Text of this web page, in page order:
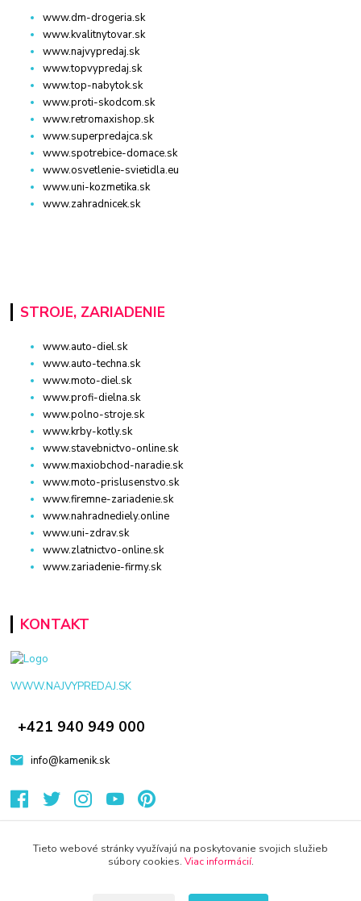
www.dm-drogeria.sk
www.kvalitnytovar.sk
www.najvypredaj.sk
www.topvypredaj.sk
www.top-nabytok.sk
www.proti-skodcom.sk
www.retromaxishop.sk
www.superpredajca.sk
www.spotrebice-domace.sk
www.osvetlenie-svietidla.eu
www.uni-kozmetika.sk
www.zahradnicek.sk
STROJE, ZARIADENIE
www.auto-diel.sk
www.auto-techna.sk
www.moto-diel.sk
www.profi-dielna.sk
www.polno-stroje.sk
www.krby-kotly.sk
www.stavebnictvo-online.sk
www.maxiobchod-naradie.sk
www.moto-prislusenstvo.sk
www.firemne-zariadenie.sk
www.nahradnediely.online
www.uni-zdrav.sk
www.zlatnictvo-online.sk
www.zariadenie-firmy.sk
KONTAKT
WWW.NAJVYPREDAJ.SK
+421 940 949 000
info@kamenik.sk
Eshop-rychlo.sk
Tieto webové stránky využívajú na poskytovanie svojich služieb
súbory cookies. Viac informácií.